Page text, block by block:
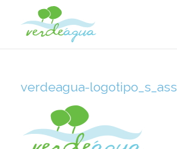
verdeagua-logotipo_s_ass